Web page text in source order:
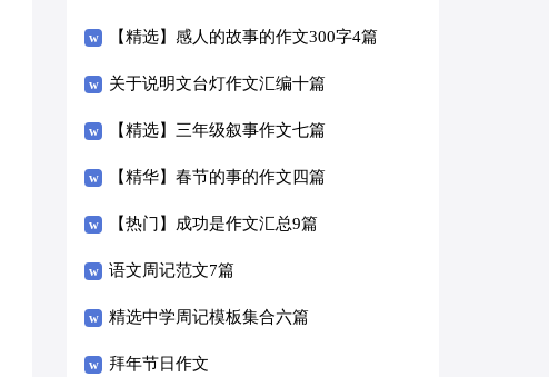
【精选】感人的故事的作文300字4篇
关于说明文台灯作文汇编十篇
【精选】三年级叙事作文七篇
【精华】春节的事的作文四篇
【热门】成功是作文汇总9篇
语文周记范文7篇
精选中学周记模板集合六篇
拜年节日作文